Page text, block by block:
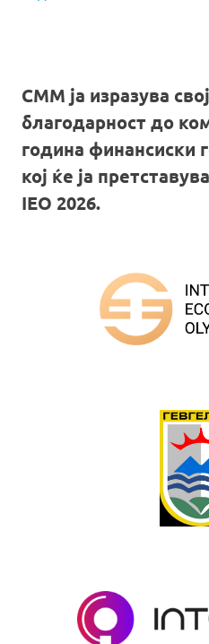
СММ ја изразува
благодарност до
година финансиски
кој ќе ја
IEO 2026.